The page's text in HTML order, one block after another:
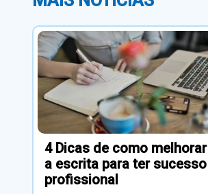
4 Dicas de como melhorar
a escrita para ter sucesso
profissional
Fevereiro 26, 2025
Começa já a aprender como
melhorar a escrita para
comunicares de forma clara e sem
erros – e concretizares os teus